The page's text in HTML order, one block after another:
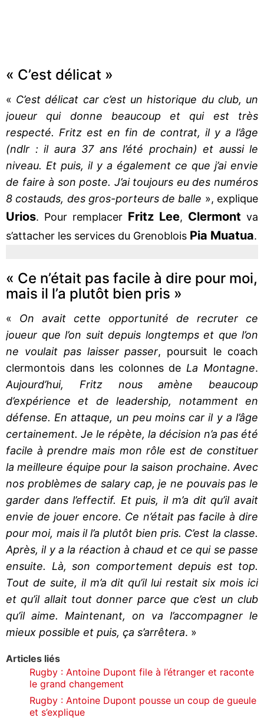
« C’est délicat »
« C’est délicat car c’est un historique du club, un
joueur qui donne beaucoup et qui est très
respecté. Fritz est en fin de contrat, il y a l’âge
(ndlr : il aura 37 ans l’été prochain) et aussi le
niveau. Et puis, il y a également ce que j’ai envie
de faire à son poste. J’ai toujours eu des numéros
8 costauds, des gros-porteurs de balle », explique
Urios. Pour remplacer Fritz Lee, Clermont va
s’attacher les services du Grenoblois Pia Muatua.
« Ce n’était pas facile à dire pour moi,
mais il l’a plutôt bien pris »
« On avait cette opportunité de recruter ce
joueur que l’on suit depuis longtemps et que l’on
ne voulait pas laisser passer, poursuit le coach
clermontois dans les colonnes de La Montagne.
Aujourd’hui, Fritz nous amène beaucoup
d’expérience et de leadership, notamment en
défense. En attaque, un peu moins car il y a l’âge
certainement. Je le répète, la décision n’a pas été
facile à prendre mais mon rôle est de constituer
la meilleure équipe pour la saison prochaine. Avec
nos problèmes de salary cap, je ne pouvais pas le
garder dans l’effectif. Et puis, il m’a dit qu’il avait
envie de jouer encore. Ce n’était pas facile à dire
pour moi, mais il l’a plutôt bien pris. C’est la classe.
Après, il y a la réaction à chaud et ce qui se passe
ensuite. Là, son comportement depuis est top.
Tout de suite, il m’a dit qu’il lui restait six mois ici
et qu’il allait tout donner parce que c’est un club
qu’il aime. Maintenant, on va l’accompagner le
mieux possible et puis, ça s’arrêtera. »
Articles liés
Rugby : Antoine Dupont file à l’étranger et raconte
le grand changement
Rugby : Antoine Dupont pousse un coup de gueule
et s’explique